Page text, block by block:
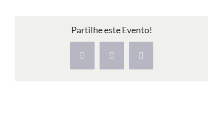
Partilhe este Evento!
Facebook
X Pinterest